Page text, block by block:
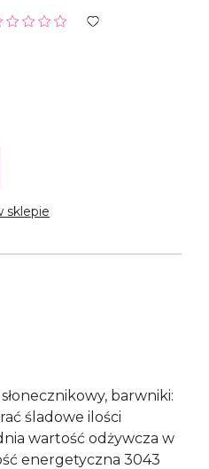
sklepie
barwniki:
śladowe ilości
wartość odżywcza w
energetyczna 3043